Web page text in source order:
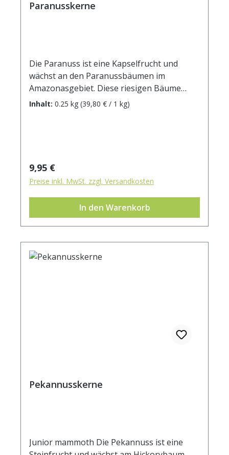
Paranusskerne
Die Paranuss ist eine Kapselfrucht und
wächst an den Paranussbäumen im
Amazonasgebiet. Diese riesigen Bäume
werden bis zu 50 m hoch und wurden nach
dem brasilianischen Bundesstaat Pará
x 5 cm großen Nüsse. Diese sind sehr
nahrhaft durch einen hohen Eiweiß- und
Fettgehalt. Sie enthalten viele Mineralstoffe
wie Calcium, Eisen, Kalium, Magnesium,
Phosphor und Zink. Die Paranuss ist die
größte natürliche Selenquelle. Paranüsse
Man kann sie zu Mehl und Öl verarbeiten
und auch beim Backen und Kochen findet sie
Inhalt: 0.25 kg (39,80 € / 1 kg)
Regulärer Preis:
9,95 €
Preise inkl. MwSt. zzgl. Versandkosten
In den Warenkorb
Pekannusskerne
Junior mammoth Die Pekannuss ist eine